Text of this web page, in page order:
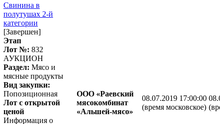
Свинина в
полутушах 2-й
категории
[Завершен]
Этап
Лот №: 832
АУКЦИОН
Раздел: Мясо и
мясные продукты
Вид закупки:
Попозиционная
Лот с открытой
ценой
Информация о
ООО «Раевский
мясокомбинат
«Альшей-мясо»
08.07.2019 17:00:00
(время московское)